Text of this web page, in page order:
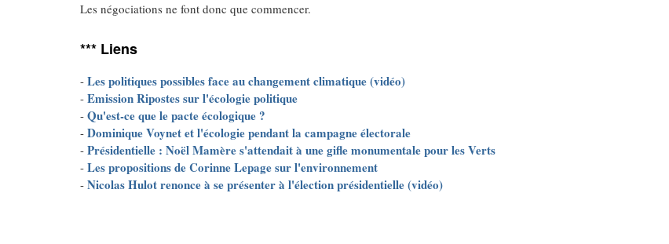
Les négociations ne font donc que commencer.
*** Liens
- Les politiques possibles face au changement climatique (vidéo)
- Emission Ripostes sur l'écologie politique
- Qu'est-ce que le pacte écologique ?
- Dominique Voynet et l'écologie pendant la campagne électorale
- Présidentielle : Noël Mamère s'attendait à une gifle monumentale pour les Verts
- Les propositions de Corinne Lepage sur l'environnement
- Nicolas Hulot renonce à se présenter à l'élection présidentielle (vidéo)